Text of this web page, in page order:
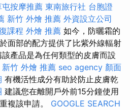
屯按摩推薦 東南旅行社 台胞證
新竹 外燴 推薦 外資設立公司
課程 外燴 推薦 如今，防曬霜的
面部的配方提供了比紫外線輻射
產品是為任何類型的皮膚而設
新竹 外燴 推薦 seo agency 顏面
有機活性成分有助於防止皮膚乾
建議您在離開戶外前15分鐘使用
複該申請。 GOOGLE SEARCH